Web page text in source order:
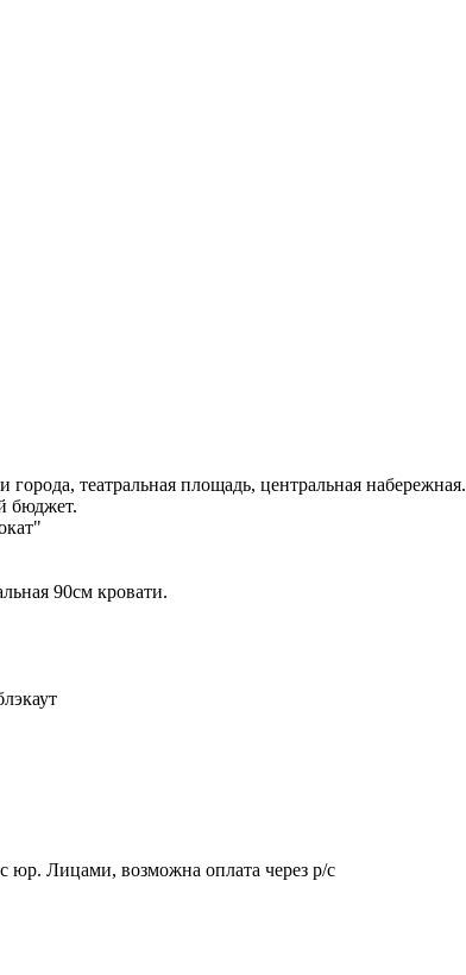
театральная площадь, центральная набережная.
бюджет.
90см кровати.
юр. Лицами, возможна оплата через р/с